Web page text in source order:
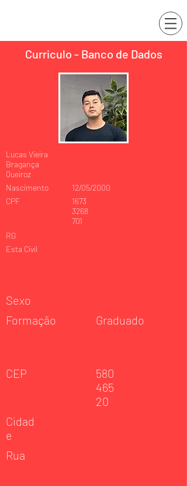
Curriculo - Banco de Dados
Lucas Vieira
Bragança
Queiroz
Nascimento
CPF
RG
Esta Civil
12/05/2000
1673
3268
701
Sexo
Formação
Graduado
CEP
580
465
20
Cidad
e
Rua